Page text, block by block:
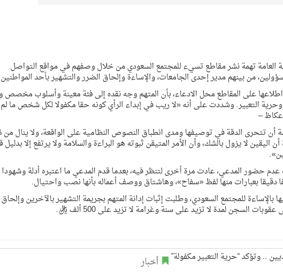
العامة تهمة نشر مقاطع تسيء للمجتمع السعودي من خلال وصفهم في مواقع التواصل
من بينهم مدير إحدى الجامعات، والإساءة وإلحاق الضرر والتشهير بأحد
اطلاعها على المقاطع محل الادعاء، بأن المتهم وجه نقده إلى فئة معينة وأسلوب
التعبير. وشددت على أنه «لا ريب في إبداء الرأي كونه حقا مكفولا لكل شخص ما لم
عكاظ –
أن تتحرى الدقة في توصيفها ‏ومدى انطباق النصوص النظامية على الواقعة، ولا ينال من
لا يزول بالشك، وأن الأمر المتيقن ثبوته هو البراءة والسلامة ولا يرتفع إلا
المدعي، عادت مرة أخرى لتنظر فيه، بعدما قدم المدعي ما اعتبره أدلة وشهودا
بعبارات منها لفظ «سفاح»، وهاشتاق ووصف أعماله بأنها نصب واحتيال.
بالإساءة للمجتمع السعودي، وطلبت إثبات إدانة المتهم بجريمة التشهير بالآخرين وإلحاق
السجن لمدة لا تزيد على سنة وغرامة لا تزيد على 500 ألف ريال.
أخبار